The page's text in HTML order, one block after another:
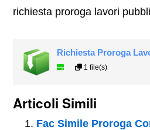
richiesta proroga lavori
Richiesta Proroga
1 file(s)
Articoli Simili
Fac Simile Proroga